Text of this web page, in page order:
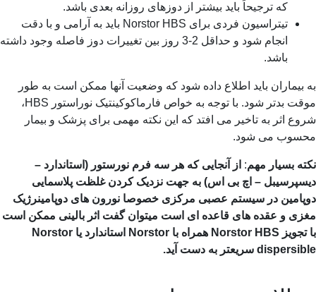
که ترجیحاً باید بیشتر از دوزهای روزانه بعدی باشد.
تیتراسیون فردی برای Norstor HBS باید به آرامی و با دقت
انجام شود و حداقل 2-3 روز بین تغییرات دوز فاصله وجود داشته
باشد.
بیماران باید اطلاع داده شود که وضعیت آنها ممکن است به طور
موقت بدتر شود. با توجه به خواص فارماکوکینتیک نوراستور HBS،
اثر به تاخیر می افتد که این نکته مهمی برای پزشک و بیمار
می شود.
بسیار مهم:از آنجایی که هر سه فرم نورستور (استاندارد –
– اچ بی اس) به جهت نزدیک کردن غلظت پلاسمایی
در سیستم عصبی مرکزی خصوصا نورون های دوپامینرژیک
و عقده های قاعده ای است میتوان گفت اثر بالینی ممکن است
Norstor HBSهمراه با Norstorاستاندارد یا Norstor
سریعتر به دست آید.